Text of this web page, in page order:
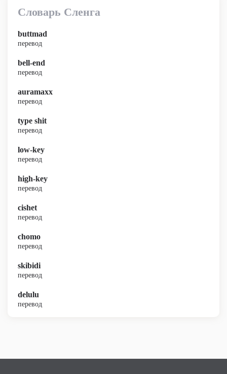
Словарь Сленга
buttmad
перевод
bell-end
перевод
auramaxx
перевод
type shit
перевод
low-key
перевод
high-key
перевод
cishet
перевод
chomo
перевод
skibidi
перевод
delulu
перевод